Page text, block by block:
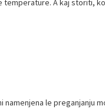
temperature. A kaj storiti,
le preganjanju